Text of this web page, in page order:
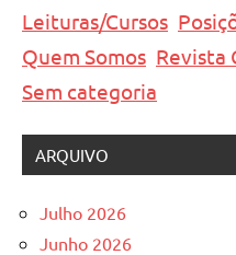
Leituras/Cursos
Quem Somos Revista
Sem categoria
ARQUIVO
Julho 2026
Junho 2026